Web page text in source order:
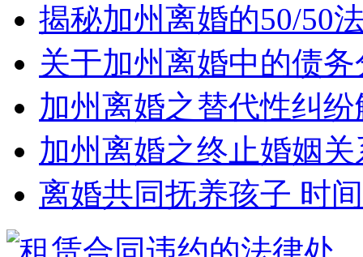
揭秘加州离婚的50/50
关于加州离婚中的债
加州离婚之替代性纠
加州离婚之终止婚姻关
离婚共同抚养孩子 时